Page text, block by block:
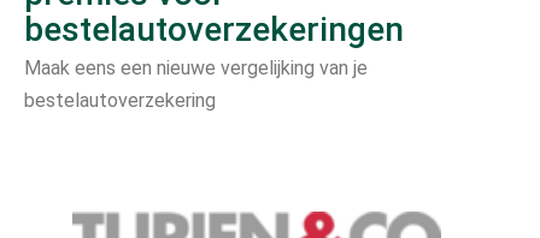
bestelautoverzekeringen
Maak eens een nieuwe vergelijking van je
bestelautoverzekering